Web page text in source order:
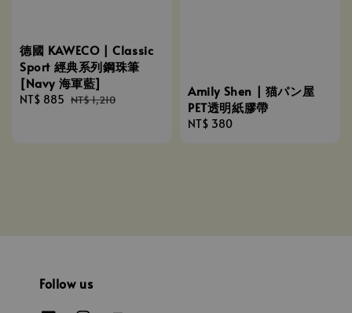
德國 KAWECO | Classic
Sport 經典系列鋼珠筆
[Navy 海軍藍]
Sale
NT$ 885 Regular
NT$ 1,210
Amily Shen | 猫パン屋
PET透明紙膠帶
Regular
NT$ 380
Follow us